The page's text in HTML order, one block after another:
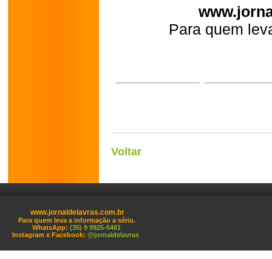
Para quem
Voltar
www.jornaldelavras.com.br
Para quem leva a informação a sério.
WhatsApp: (35) 9 9925-5481
Instagram e Facebook: @jornaldelavras